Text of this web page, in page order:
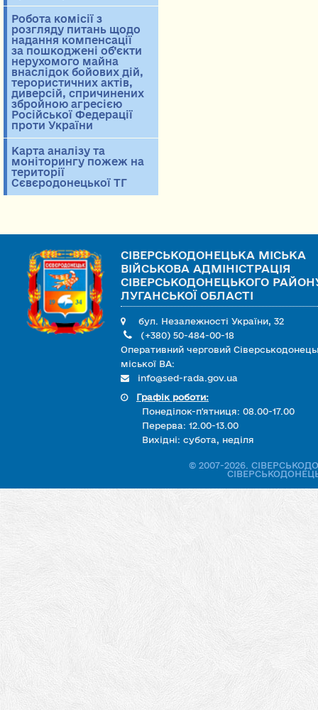
Робота комісії з
розгляду питань щодо
надання компенсації
за пошкоджені об’єкти
нерухомого майна
внаслідок бойових дій,
терористичних актів,
диверсій, спричинених
збройною агресією
Російської Федерації
проти України
Карта аналізу та
моніторингу пожеж на
території
Сєвєродонецької ТГ
СІВЕРСЬКОДОНЕЦЬКА МІСЬКА
ВІЙСЬКОВА АДМІНІСТРАЦІЯ
СІВЕРСЬКОДОНЕЦЬКОГО
ЛУГАНСЬКОЇ ОБЛАСТІ
бул. Незалежності України, 32
(+380) 50-484-00-18
Оперативний черговий
міської ВА:
info@sed-rada.gov.ua
Графік роботи:
Понеділок-п'ятниця: 08.00-17.00
Перерва: 12.00-13.00
Вихідні: субота, неділя
© 2007-2026.